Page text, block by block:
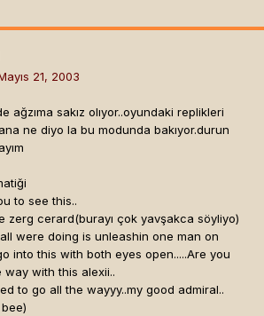
21, 2003
ağzıma sakız olıyor..oyundaki replikleri
ne diyo la bu modunda bakıyor.durun
to see this..
zerg cerard(burayı çok yavşakca söyliyo)
were doing is unleashin one man on
into this with both eyes open.....Are you
with this alexii..
to go all the wayyy..my good admiral..